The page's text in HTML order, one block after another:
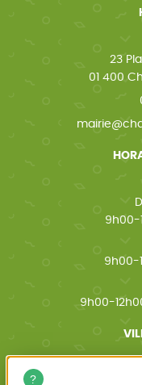
23
01 400
9h00-
9h00-
9h00-